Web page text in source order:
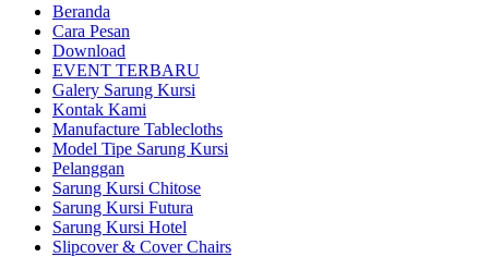
Beranda
Cara Pesan
Download
EVENT TERBARU
Galery Sarung Kursi
Kontak Kami
Manufacture Tablecloths
Model Tipe Sarung Kursi
Pelanggan
Sarung Kursi Chitose
Sarung Kursi Futura
Sarung Kursi Hotel
Slipcover & Cover Chairs